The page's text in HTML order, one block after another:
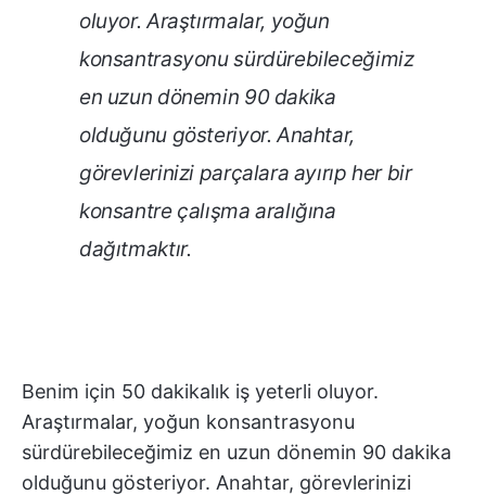
oluyor. Araştırmalar, yoğun
konsantrasyonu sürdürebileceğimiz
en uzun dönemin 90 dakika
olduğunu gösteriyor. Anahtar,
görevlerinizi parçalara ayırıp her bir
konsantre çalışma aralığına
dağıtmaktır.
Benim için 50 dakikalık iş yeterli oluyor.
Araştırmalar, yoğun konsantrasyonu
sürdürebileceğimiz en uzun dönemin 90 dakika
olduğunu gösteriyor. Anahtar, görevlerinizi